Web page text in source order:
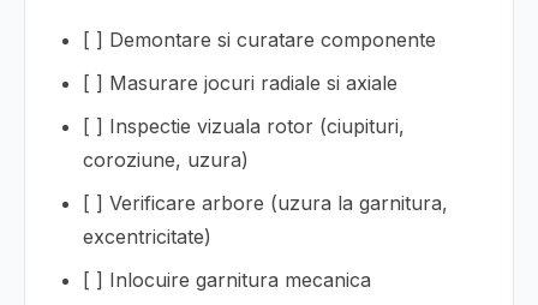
[ ] Demontare si curatare componente
[ ] Masurare jocuri radiale si axiale
[ ] Inspectie vizuala rotor (ciupituri,
coroziune, uzura)
[ ] Verificare arbore (uzura la garnitura,
excentricitate)
[ ] Inlocuire garnitura mecanica